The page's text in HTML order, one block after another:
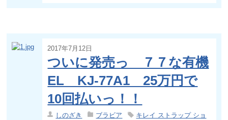
2017年7月12日
ついに発売っ ７７な有機
EL KJ-77A1 25万円で
10回払いっ！！
しのざき ブラビア
キレイ ストラップ ショ